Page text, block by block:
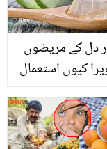
دل کے مریضوں
کیوں استعمال
یہ غلطی نہیں